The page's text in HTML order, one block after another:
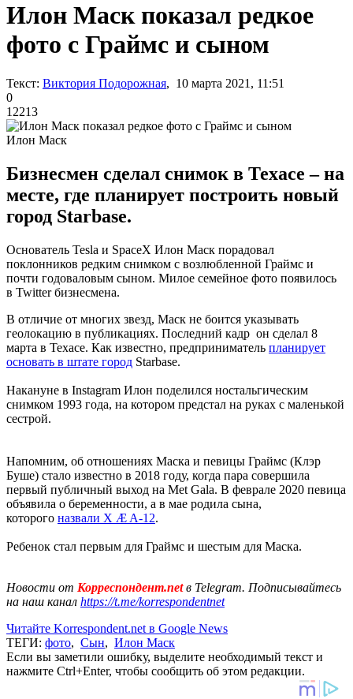
Илон Маск показал редкое
фото с Граймс и сыном
Текст: Виктория Подорожная, 10 марта 2021, 11:51
0
12213
Илон Маск
Бизнесмен сделал снимок в Техасе – на
месте, где планирует построить новый
город Starbase.
Основатель Tesla и SpaceX Илон Маск порадовал
поклонников редким снимком с возлюбленной Граймс и
почти годоваловым сыном. Милое семейное фото появилось
в Twitter бизнесмена.
В отличие от многих звезд, Маск не боится указывать
геолокацию в публикациях. Последний кадр он сделал 8
марта в Техасе. Как известно, предприниматель планирует
основать в штате город Starbase.
Накануне в Instagram Илон поделился ностальгическим
снимком 1993 года, на котором предстал на руках с маленькой
сестрой.
Напомним, об отношениях Маска и певицы Граймс (Клэр
Буше) стало известно в 2018 году, когда пара совершила
первый публичный выход на Met Gala. В феврале 2020 певица
объявила о беременности, а в мае родила сына,
которого назвали X Æ A-12.
Ребенок стал первым для Граймс и шестым для Маска.
Новости от Корреспондент.netв Telegram. Подписывайтесь
на наш канал https://t.me/korrespondentnet
Читайте Korrespondent.net в Google News
ТЕГИ: фото, Сын, Илон Маск
Если вы заметили ошибку, выделите необходимый текст и
нажмите Ctrl+Enter, чтобы сообщить об этом редакции.